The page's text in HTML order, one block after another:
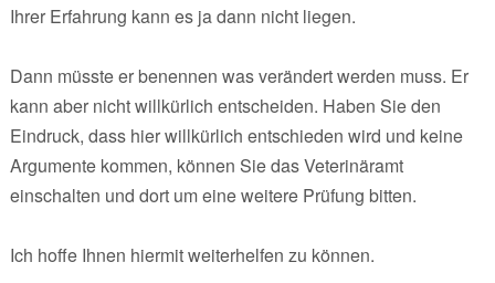
Ihrer Erfahrung kann es ja dann nicht liegen.
Dann müsste er benennen was verändert werden muss. Er
kann aber nicht willkürlich entscheiden. Haben Sie den
Eindruck, dass hier willkürlich entschieden wird und keine
Argumente kommen, können Sie das Veterinäramt
einschalten und dort um eine weitere Prüfung bitten.
Ich hoffe Ihnen hiermit weiterhelfen zu können.